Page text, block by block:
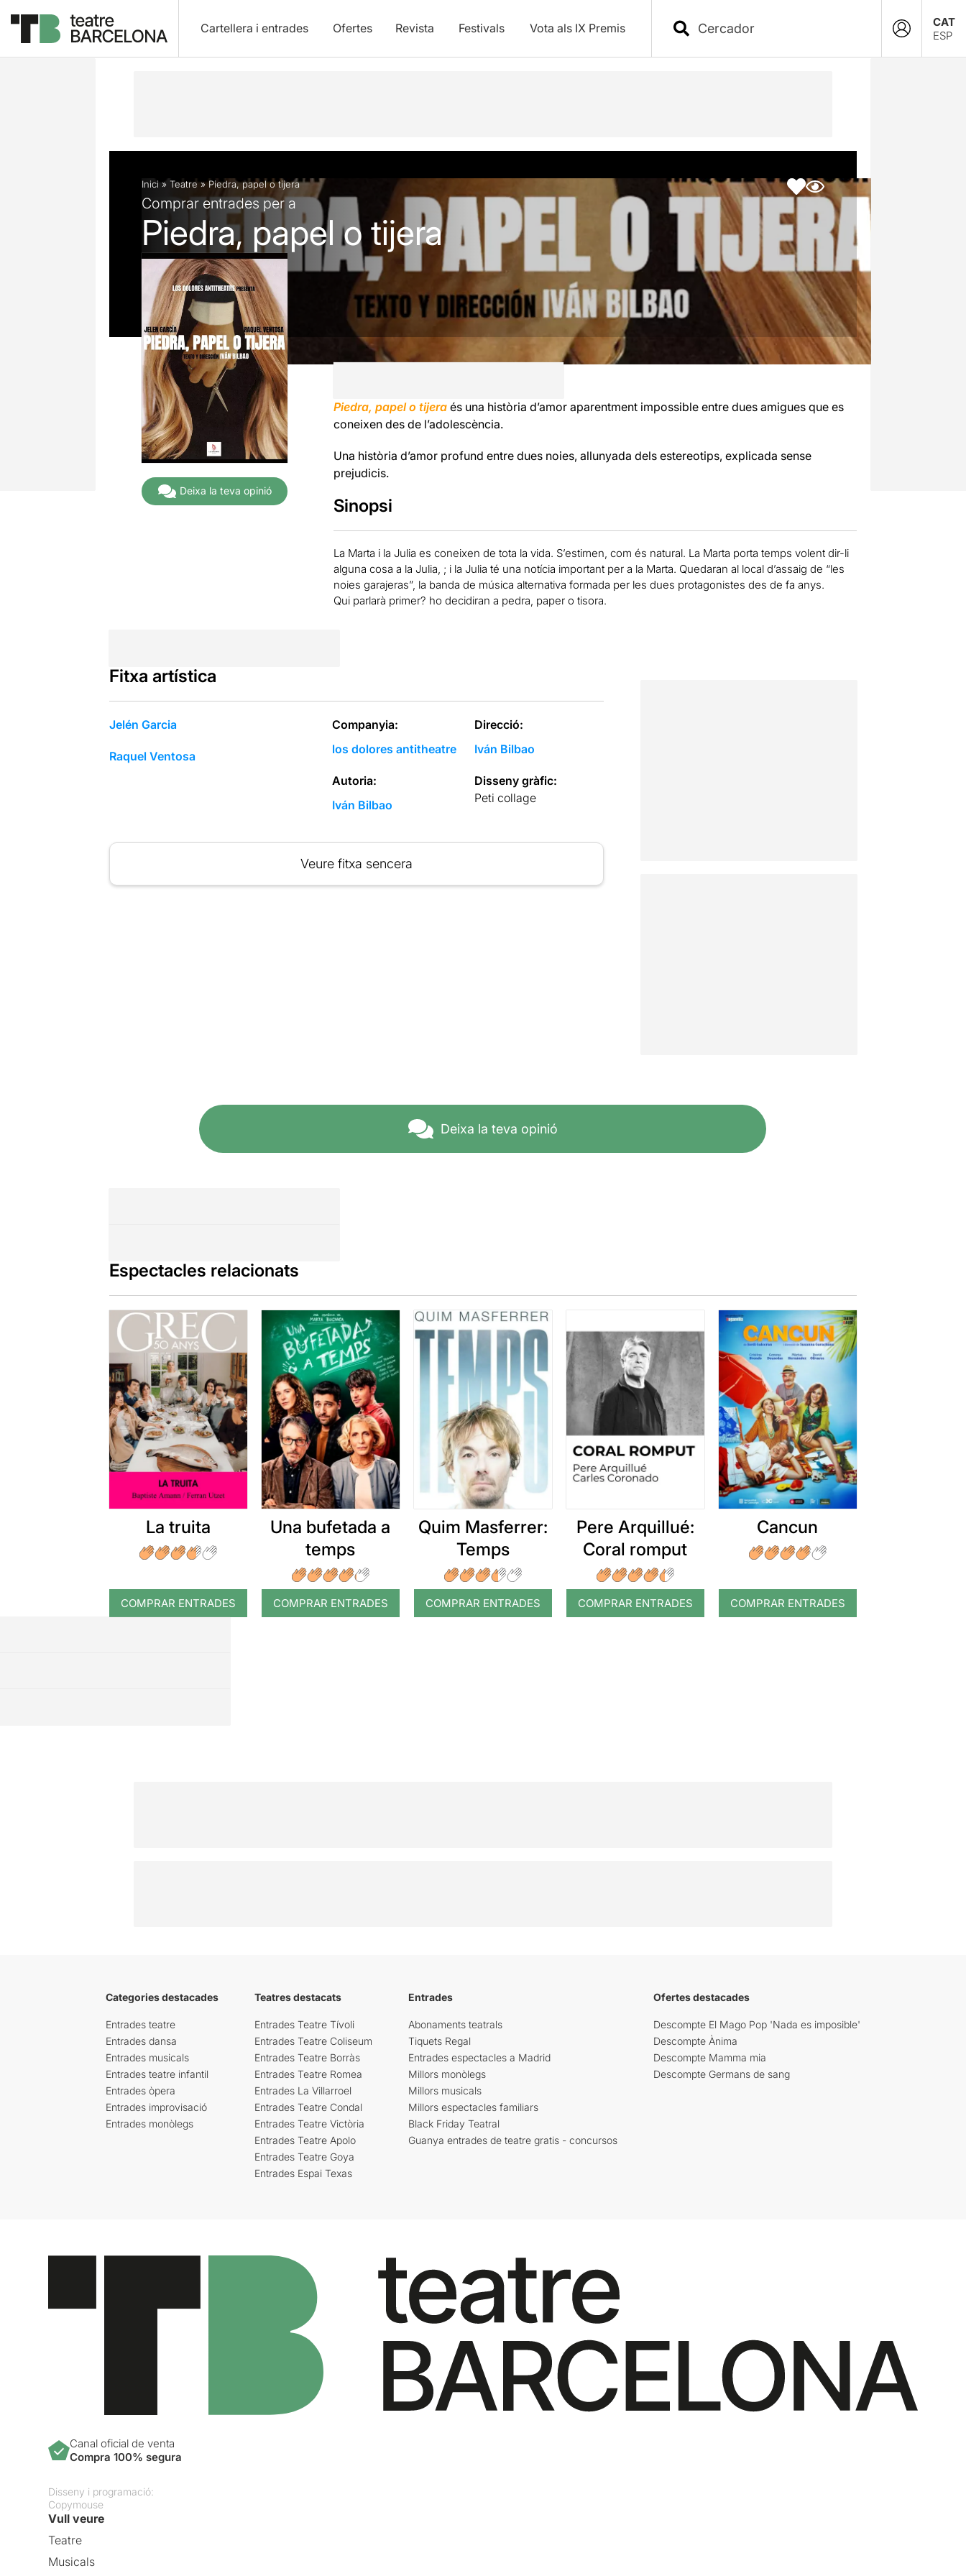
Cartellera i entrades Ofertes Revista Festivals Vota als IX Premis
CAT
ESP
Descripció Fitxa artística
Inici» Teatre»Piedra, papel o tijera
Comprar entrades per a
Piedra, papel o tijera
Deixa la teva opinió
Piedra, papel o tijeraés una història d’amor aparentment impossible entre dues amigues que es
coneixen des de l’adolescència.
Una història d’amor profund entre dues noies, allunyada dels estereotips, explicada sense
prejudicis.
Sinopsi
La Marta i la Julia es coneixen de tota la vida. S’estimen, com és natural. La Marta porta temps volent dir-li
alguna cosa a la Julia, ; i la Julia té una notícia important per a la Marta. Quedaran al local d’assaig de “les
noies garajeras”, la banda de música alternativa formada per les dues protagonistes des de fa anys.
Qui parlarà primer? ho decidiran a pedra, paper o tisora.
Fitxa artística
Jelén Garcia
Raquel Ventosa
Companyia:
los dolores antitheatre
Direcció:
Iván Bilbao
Autoria:
Iván Bilbao
Disseny gràfic:
Peti collage
Veure fitxa sencera
Deixa la teva opinió
Espectacles relacionats
La truita
COMPRAR ENTRADES
Una bufetada a
temps
COMPRAR ENTRADES
Quim Masferrer:
Temps
COMPRAR ENTRADES
Pere Arquillué:
Coral romput
COMPRAR ENTRADES
Cancun
COMPRAR ENTRADES
Categories destacades
Entrades teatre
Entrades dansa
Entrades musicals
Entrades teatre infantil
Entrades òpera
Entrades improvisació
Entrades monòlegs
Teatres destacats
Entrades Teatre Tívoli
Entrades Teatre Coliseum
Entrades Teatre Borràs
Entrades Teatre Romea
Entrades La Villarroel
Entrades Teatre Condal
Entrades Teatre Victòria
Entrades Teatre Apolo
Entrades Teatre Goya
Entrades Espai Texas
Entrades
Abonaments teatrals
Tiquets Regal
Entrades espectacles a Madrid
Millors monòlegs
Millors musicals
Millors espectacles familiars
Black Friday Teatral
Guanya entrades de teatre gratis - concursos
Ofertes destacades
Descompte El Mago Pop 'Nada es imposible'
Descompte Ànima
Descompte Mamma mia
Descompte Germans de sang
Canal oficial de venta
Compra 100% segura
Disseny i programació:
Copymouse
Vull veure
Teatre
Musicals